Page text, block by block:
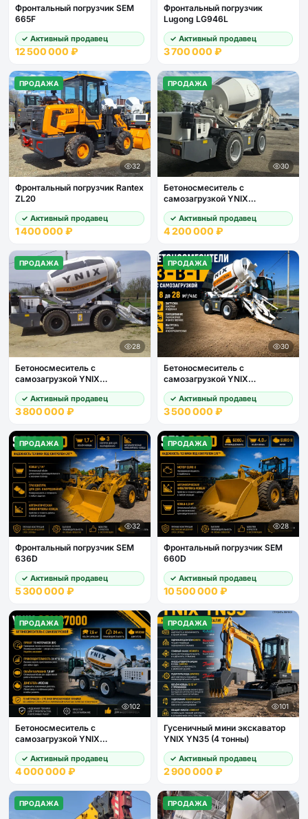
Фронтальный погрузчик SEM
665F
✓ Активный продавец
12 500 000 ₽
Фронтальный погрузчик
Lugong LG946L
✓ Активный продавец
3 700 000 ₽
ПРОДАЖА
32
Фронтальный погрузчик Rantex
ZL20
✓ Активный продавец
1 400 000 ₽
ПРОДАЖА
30
Бетоносмеситель с
самозагрузкой YNIX
QGMC6000 (24 м3/час)
✓ Активный продавец
4 200 000 ₽
ПРОДАЖА
28
Бетоносмеситель с
самозагрузкой YNIX
QGMC5000 (20 м3/час)
✓ Активный продавец
3 800 000 ₽
ПРОДАЖА
30
Бетоносмеситель с
самозагрузкой YNIX
QGMC3000
✓ Активный продавец
3 500 000 ₽
ПРОДАЖА
32
Фронтальный погрузчик SEM
636D
✓ Активный продавец
5 300 000 ₽
ПРОДАЖА
28
Фронтальный погрузчик SEM
660D
✓ Активный продавец
10 500 000 ₽
ПРОДАЖА
102
Бетоносмеситель с
самозагрузкой YNIX
QGMC7000
✓ Активный продавец
4 000 000 ₽
ПРОДАЖА
101
Гусеничный мини экскаватор
YNIX YN35 (4 тонны)
✓ Активный продавец
2 900 000 ₽
ПРОДАЖА ПРОДАЖА